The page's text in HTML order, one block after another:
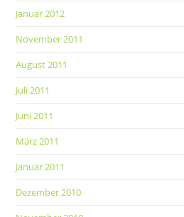
Januar 2012
November 2011
August 2011
Juli 2011
Juni 2011
März 2011
Januar 2011
Dezember 2010